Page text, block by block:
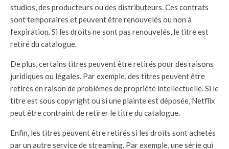
studios, des producteurs ou des distributeurs. Ces contrats
sont temporaires et peuvent être renouvelés ou non à
l’expiration. Si les droits ne sont pas renouvelés, le titre est
retiré du catalogue.
De plus, certains titres peuvent être retirés pour des raisons
juridiques ou légales. Par exemple, des titres peuvent être
retirés en raison de problèmes de propriété intellectuelle. Si le
titre est sous copyright ou si une plainte est déposée, Netflix
peut être contraint de retirer le titre du catalogue.
Enfin, les titres peuvent être retirés si les droits sont achetés
par un autre service de streaming. Par exemple, une série qui